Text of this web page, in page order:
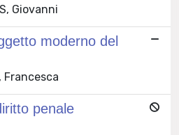
Giovanni
moderno del
penale